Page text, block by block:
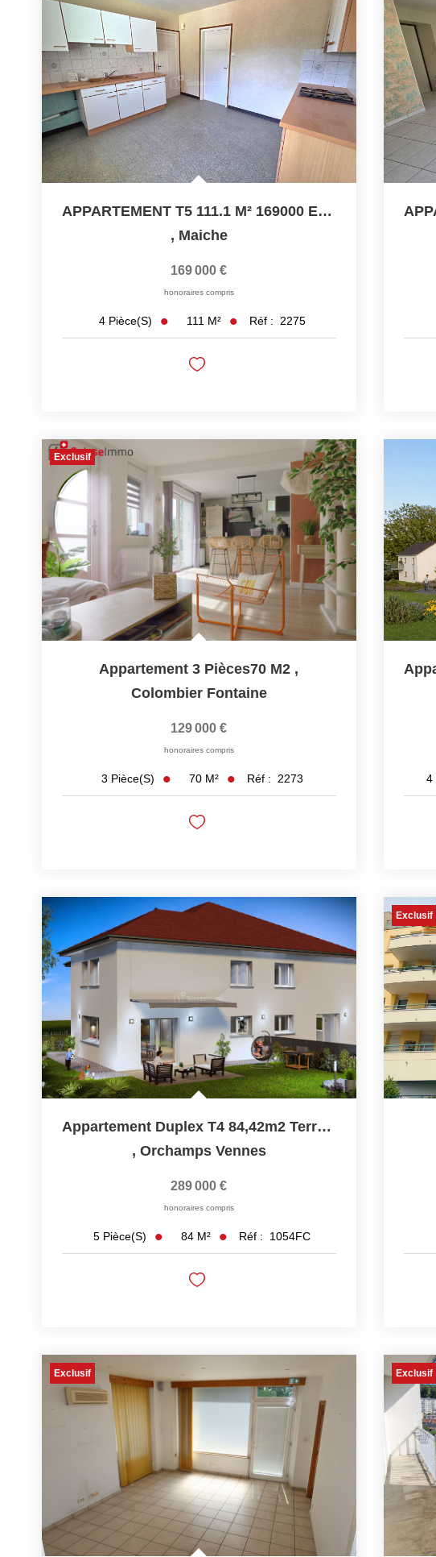
APPARTEMENT T5 111.1 M² 169000 EUROS
, Maiche
169 000 €
honoraires compris
4 Pièce(s) 111 M² Réf : 2275
Exclusif
Appartement 3 Pièces70 M2 ,
Colombier Fontaine
129 000 €
honoraires compris
3 Pièce(s) 70 M² Réf : 2273 4
Appartement Duplex T4 84,42m2 Terrasse/jardins +...
, Orchamps Vennes
289 000 €
honoraires compris
5 Pièce(s) 84 M² Réf : 1054FC
Exclusif
Exclusif Exclusif